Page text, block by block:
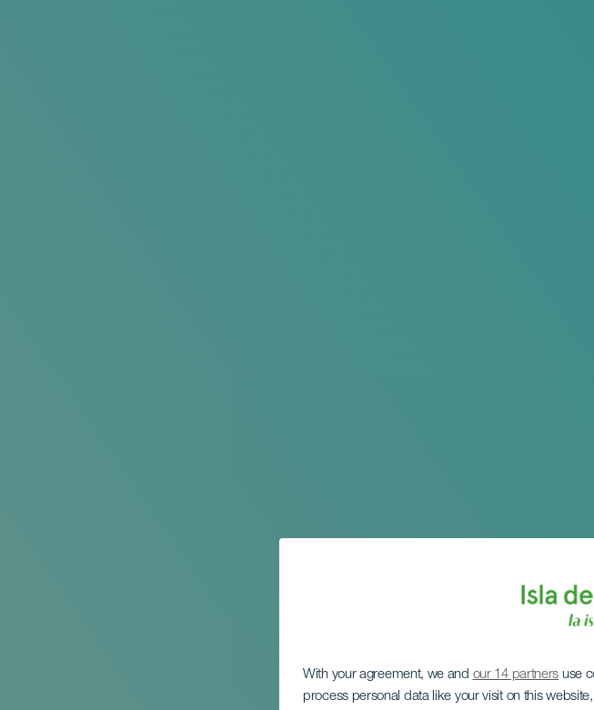
With your agreement, we and our 14 partners use
process personal data like your visit on this